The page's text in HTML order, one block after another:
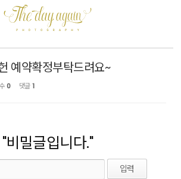
예약확정
예약확정부탁드려요~
0 댓글1
"비밀글입니다."
스케치북5